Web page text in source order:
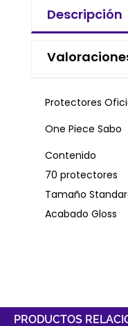
Descripción
Protectores
One Piece Sabo
Contenido
70 protectores
Tamaño
Acabado Gloss
PRODUCTOS